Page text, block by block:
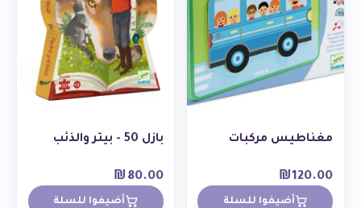
مغناطيس مركبات
₪120.00
أضيفوا للسلة
بازل 50 - بيتر والذئب
₪ 80.00
أضيفوا للسلة